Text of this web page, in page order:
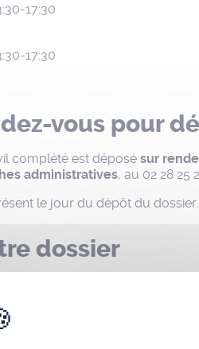
17:30
17:30
vous pour
complété est déposé sur
administratives, au 02 28 25
le jour du dépôt du dossier.
dossier
des parents